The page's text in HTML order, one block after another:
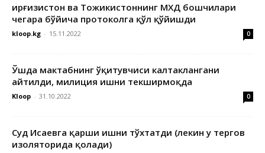
Қирғизистон ва Тожикистоннинг МХДҚ бошчилари
чегара бўйича протоколга қўл қўйишди
kloop.kg - 15.11.2022 0
Ўшда мактабнинг ўқитувчиси калтаклангани
айтилди, милиция ишни текширмоқда
Kloop - 31.10.2022 0
Суд Исаевга қарши ишни тўхтатди (лекин у тергов
изоляторида қолади)